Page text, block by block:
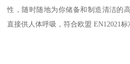
性，随时随地为你储备和制造清洁的
直接供人体呼吸，符合欧盟 EN12021标